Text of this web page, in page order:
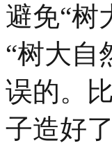
避免“树
“树大自
误的。
子造好